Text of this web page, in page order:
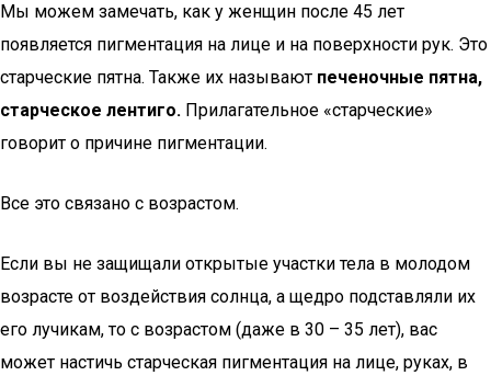
Мы можем замечать, как у женщин после 45 лет
появляется пигментация на лице и на поверхности рук. Это
старческие пятна. Также их называют печеночные пятна,
старческое лентиго. Прилагательное «старческие»
говорит о причине пигментации.
Все это связано с возрастом.
Если вы не защищали открытые участки тела в молодом
возрасте от воздействия солнца, а щедро подставляли их
его лучикам, то с возрастом (даже в 30 – 35 лет), вас
может настичь старческая пигментация на лице, руках, в